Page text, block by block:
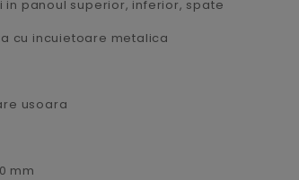
panoul superior, inferior, spate
cu incuietoare metalica
usoara
mm